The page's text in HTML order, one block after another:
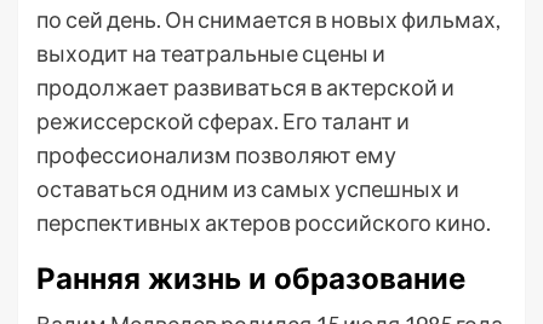
по сей день. Он снимается в новых фильмах,
выходит на театральные сцены и
продолжает развиваться в актерской и
режиссерской сферах. Его талант и
профессионализм позволяют ему
оставаться одним из самых успешных и
перспективных актеров российского кино.
Ранняя жизнь и образование